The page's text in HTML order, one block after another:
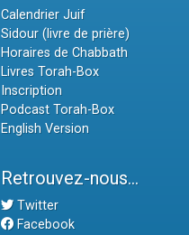
Calendrier Juif
Sidour (livre de prière)
Horaires de Chabbath
Livres Torah-Box
Inscription
Podcast Torah-Box
English Version
Retrouvez-nous...
Twitter
Facebook